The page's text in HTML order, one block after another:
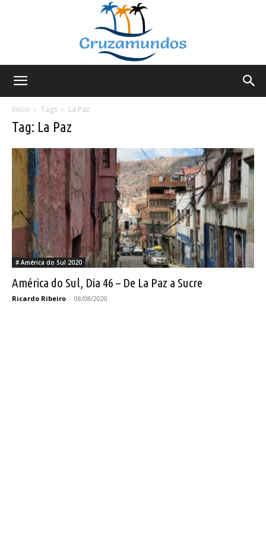
Início
Tags La Paz
Tag: La Paz
# América do Sul 2020
América do Sul, Dia 46 – De La Paz a Sucre
Ricardo Ribeiro - 08/08/2020